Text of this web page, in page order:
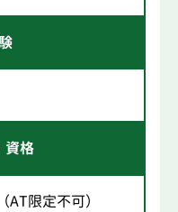
資格
限定不可）